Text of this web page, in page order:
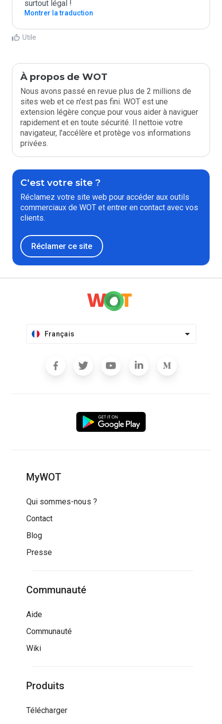
surtout légal !
Montrer la traduction
Utile
À propos de WOT
Nous avons passé en revue plus de 2 millions de
sites web et ce n'est pas fini. WOT est une
extension légère conçue pour vous aider à naviguer
rapidement et en toute sécurité. Il nettoie votre
navigateur, l'accélère et protège vos informations
privées.
C'est votre site ?
Réclamez votre site web pour accéder aux outils
commerciaux de WOT et entrer en contact avec vos
clients.
Réclamer ce site
Français
MyWOT
Qui sommes-nous ?
Contact
Blog
Presse
Communauté
Aide
Communauté
Wiki
Produits
Télécharger